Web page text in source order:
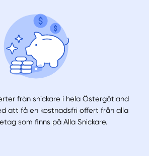
från snickare i hela Östergötland
att få en kostnadsfri offert från alla
som finns på Alla Snickare.